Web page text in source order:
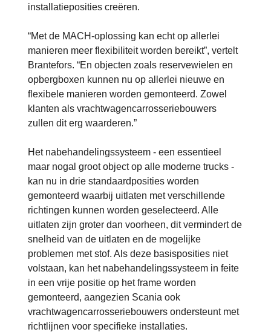
installatieposities creëren.
“Met de MACH-oplossing kan echt op allerlei
manieren meer flexibiliteit worden bereikt”, vertelt
Brantefors. “En objecten zoals reservewielen en
opbergboxen kunnen nu op allerlei nieuwe en
flexibele manieren worden gemonteerd. Zowel
klanten als vrachtwagencarrosseriebouwers
zullen dit erg waarderen.”
Het nabehandelingssysteem - een essentieel
maar nogal groot object op alle moderne trucks -
kan nu in drie standaardposities worden
gemonteerd waarbij uitlaten met verschillende
richtingen kunnen worden geselecteerd. Alle
uitlaten zijn groter dan voorheen, dit vermindert de
snelheid van de uitlaten en de mogelijke
problemen met stof. Als deze basisposities niet
volstaan, kan het nabehandelingssysteem in feite
in een vrije positie op het frame worden
gemonteerd, aangezien Scania ook
vrachtwagencarrosseriebouwers ondersteunt met
richtlijnen voor specifieke installaties.